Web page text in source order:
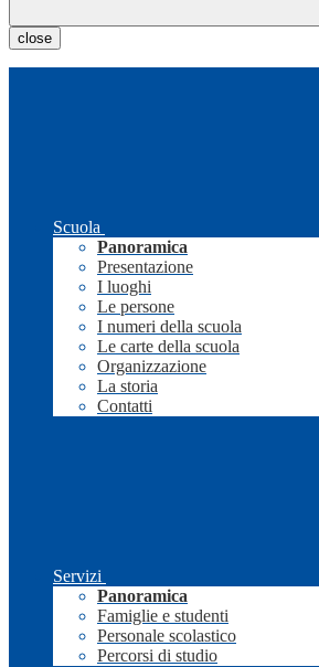
close
Scuola
Panoramica
Presentazione
I luoghi
Le persone
I numeri della scuola
Le carte della scuola
Organizzazione
La storia
Contatti
Servizi
Panoramica
Famiglie e studenti
Personale scolastico
Percorsi di studio